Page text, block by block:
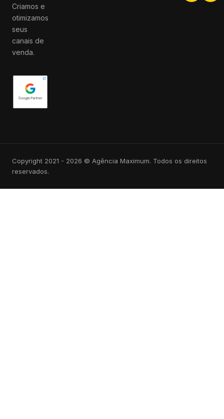
Criamos e
otimizamos
seus
canais de
venda.
Copyright 2021 - 2026 © Agência Maximum. Todos os direitos
reservados.